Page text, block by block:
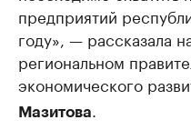
предприятий
году», — рассказала
региональном
экономического
Мазитова.